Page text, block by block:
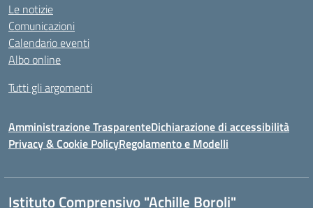
Le notizie
Comunicazioni
Calendario eventi
Albo online
Tutti gli argomenti
Amministrazione TrasparenteDichiarazione di accessibilità
Privacy & Cookie PolicyRegolamento e Modelli
Istituto Comprensivo "Achille Boroli"